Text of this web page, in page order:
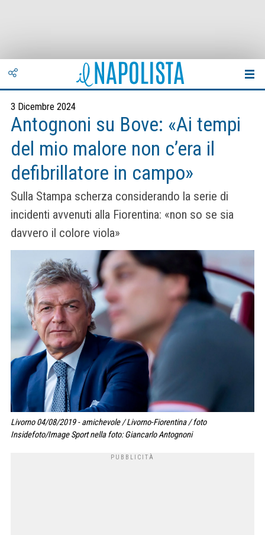
3 Dicembre 2024
Antognoni su Bove: «Ai tempi
del mio malore non c’era il
defibrillatore in campo»
Sulla Stampa scherza considerando la serie di
incidenti avvenuti alla Fiorentina: «non so se sia
davvero il colore viola»
Livorno 04/08/2019 - amichevole / Livorno-Fiorentina / foto
Insidefoto/Image Sport nella foto: Giancarlo Antognoni